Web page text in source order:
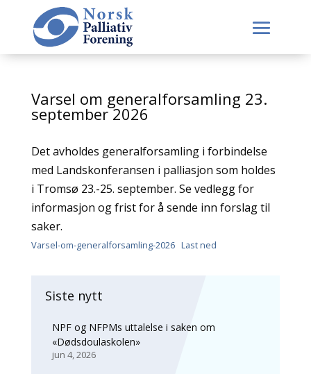
Varsel om generalforsamling 23.
september 2026
Det avholdes generalforsamling i forbindelse
med Landskonferansen i palliasjon som holdes
i Tromsø 23.-25. september. Se vedlegg for
informasjon og frist for å sende inn forslag til
saker.
Varsel-om-generalforsamling-2026 Last ned
Siste nytt
NPF og NFPMs uttalelse i saken om
«Dødsdoulaskolen»
jun 4, 2026